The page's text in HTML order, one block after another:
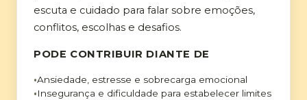
escuta e cuidado para falar sobre emoções,
conflitos, escolhas e desafios.
PODE CONTRIBUIR DIANTE DE
Ansiedade, estresse e sobrecarga emocional
Insegurança e dificuldade para estabelecer limites